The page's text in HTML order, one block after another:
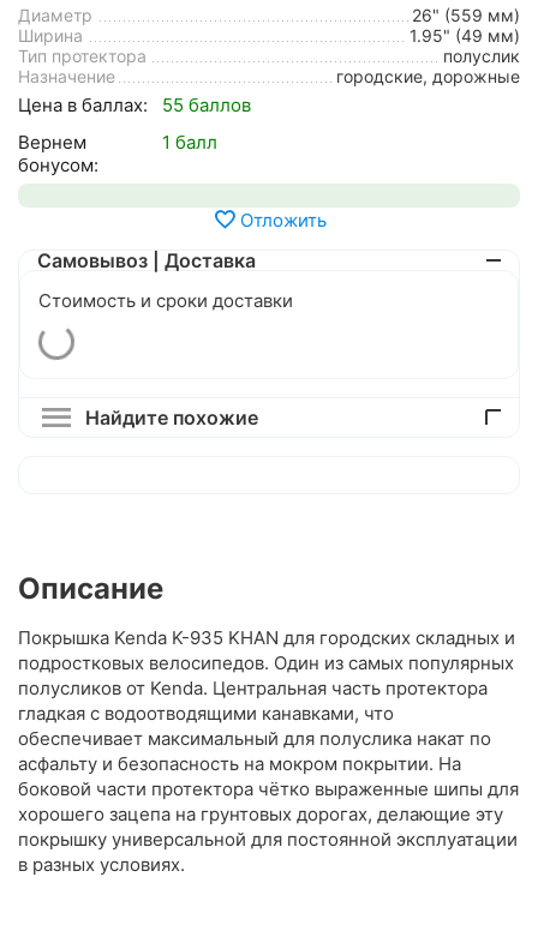
Диаметр
26" (559 мм)
Ширина
1.95" (49 мм)
Тип протектора
полуслик
Назначение
городские, дорожные
Цена в баллах:
55 баллов
Вернем
бонусом:
1 балл
Отложить
Самовывоз | Доставка
Стоимость и сроки доставки
Найдите похожие
Описание
Покрышка Kenda K-935 KHAN для городских складных и
подростковых велосипедов. Один из самых популярных
полусликов от Kenda. Центральная часть протектора
гладкая с водоотводящими канавками, что
обеспечивает максимальный для полуслика накат по
асфальту и безопасность на мокром покрытии. На
боковой части протектора чётко выраженные шипы для
хорошего зацепа на грунтовых дорогах, делающие эту
покрышку универсальной для постоянной эксплуатации
в разных условиях.